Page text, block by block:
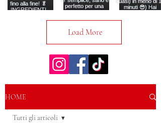
Load More
HOME
Tutti gli articoli